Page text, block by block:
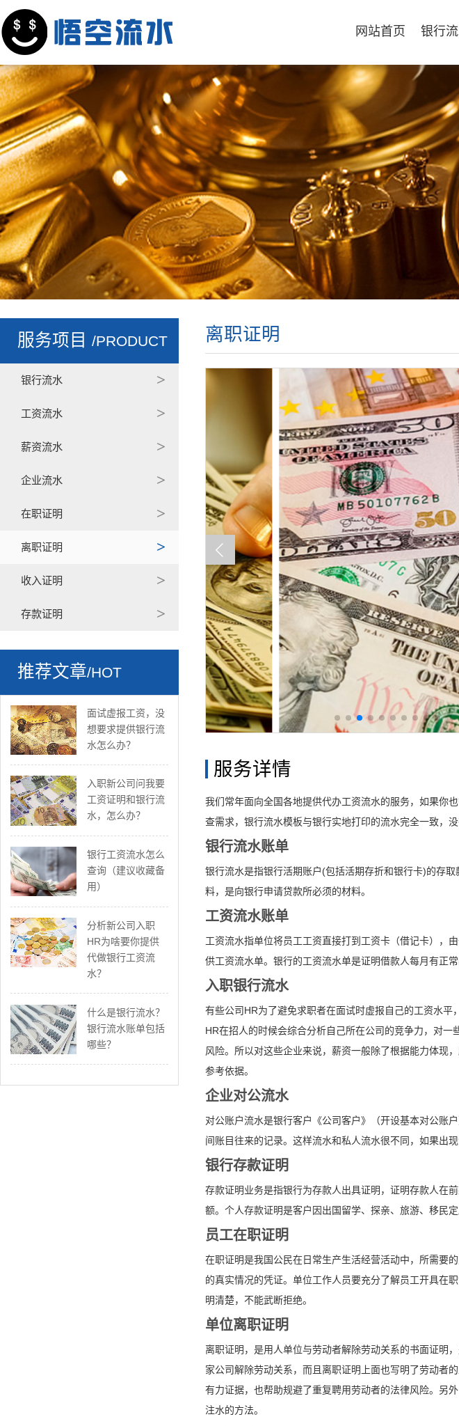
网站首页 银行
服务项目 /PRODUCT
银行流水
工资流水
薪资流水
企业流水
在职证明
离职证明
收入证明
存款证明
推荐文章/HOT
面试虚报工资，没
想要求提供银行流
水怎么办？
入职新公司问我要
工资证明和银行流
水，怎么办？
银行工资流水怎么
查询（建议收藏备
用）
分析新公司入职
HR为啥要你提供
代做银行工资流
水？
什么是银行流水？
银行流水账单包括
哪些？
离职证明
服务详情
我们常年面向全国各地提供代办工资流水的服务，如果你
查需求，银行流水模板与银行实地打印的流水完全一致，
银行流水账单
银行流水是指银行活期账户(包括活期存折和银行卡)的存
料，是向银行申请贷款所必须的材料。
工资流水账单
工资流水指单位将员工工资直接打到工资卡（借记卡），
供工资流水单。银行的工资流水单是证明借款人每月有正
入职银行流水
有些公司HR为了避免求职者在面试时虚报自己的工资水平
HR在招人的时候会综合分析自己所在公司的竞争力，对
风险。所以对这些企业来说，薪资一般除了根据能力体现
参考依据。
企业对公流水
对公账户流水是银行客户《公司客户》（开设基本对公账
间账目往来的记录。这样流水和私人流水很不同，如果出
银行存款证明
存款证明业务是指银行为存款人出具证明，证明存款人在
额。个人存款证明是客户因出国留学、探亲、旅游、移民
员工在职证明
在职证明是我国公民在日常生产生活经营活动中，所需要
的真实情况的凭证。单位工作人员要充分了解员工开具在
明清楚，不能武断拒绝。
单位离职证明
离职证明，是用人单位与劳动者解除劳动关系的书面证明
家公司解除劳动关系，而且离职证明上面也写明了劳动者
有力证据，也帮助规避了重复聘用劳动者的法律风险。另
注水的方法。